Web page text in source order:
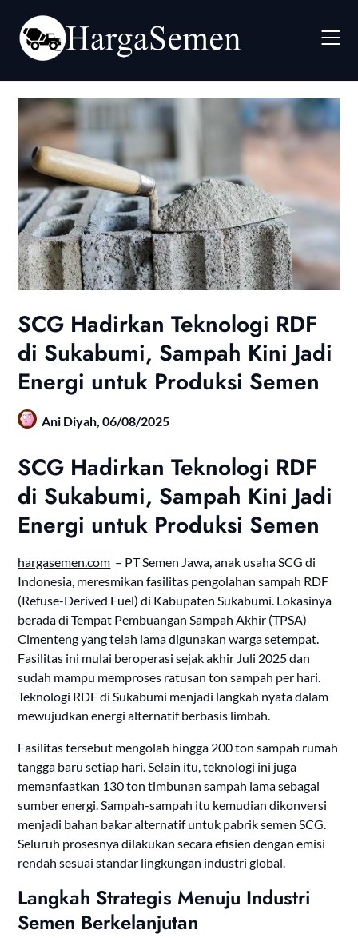
content
SCG Hadirkan Teknologi RDF
di Sukabumi, Sampah Kini Jadi
Energi untuk Produksi Semen
Ani Diyah,06/08/2025
SCG Hadirkan Teknologi RDF
di Sukabumi, Sampah Kini Jadi
Energi untuk Produksi Semen
hargasemen.com – PT Semen Jawa, anak usaha SCG di
Indonesia, meresmikan fasilitas pengolahan sampah RDF
(Refuse-Derived Fuel) di Kabupaten Sukabumi. Lokasinya
berada di Tempat Pembuangan Sampah Akhir (TPSA)
Cimenteng yang telah lama digunakan warga setempat.
Fasilitas ini mulai beroperasi sejak akhir Juli 2025 dan
sudah mampu memproses ratusan ton sampah per hari.
Teknologi RDF di Sukabumi menjadi langkah nyata dalam
mewujudkan energi alternatif berbasis limbah.
Fasilitas tersebut mengolah hingga 200 ton sampah rumah
tangga baru setiap hari. Selain itu, teknologi ini juga
memanfaatkan 130 ton timbunan sampah lama sebagai
sumber energi. Sampah-sampah itu kemudian dikonversi
menjadi bahan bakar alternatif untuk pabrik semen SCG.
Seluruh prosesnya dilakukan secara efisien dengan emisi
rendah sesuai standar lingkungan industri global.
Langkah Strategis Menuju Industri
Semen Berkelanjutan